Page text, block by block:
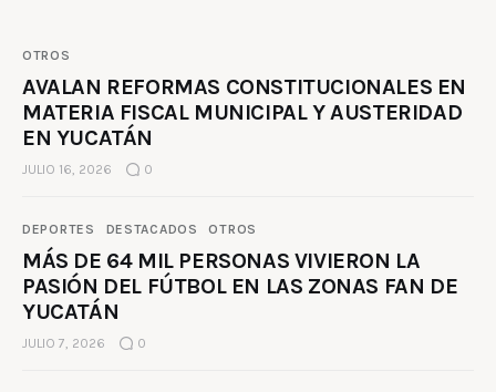
OTROS
AVALAN REFORMAS CONSTITUCIONALES EN
MATERIA FISCAL MUNICIPAL Y AUSTERIDAD
EN YUCATÁN
JULIO 16, 2026 0
DEPORTES DESTACADOS OTROS
MÁS DE 64 MIL PERSONAS VIVIERON LA
PASIÓN DEL FÚTBOL EN LAS ZONAS FAN DE
YUCATÁN
JULIO 7, 2026 0